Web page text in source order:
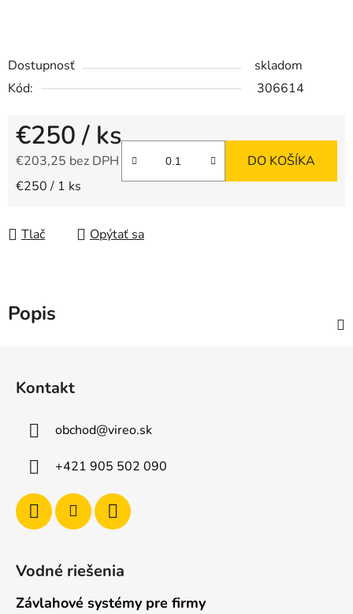
Dostupnosť
skladom
Kód:
306614
€250/ ks
€203,25 bez DPH
Jednotková cena:
€250 / 1 ks
DO KOŠÍKA
Tlač Opýtať sa
Popis
Kontakt
obchod@vireo.sk
+421 905 502 090
Vodné riešenia
Závlahové systémy pre firmy